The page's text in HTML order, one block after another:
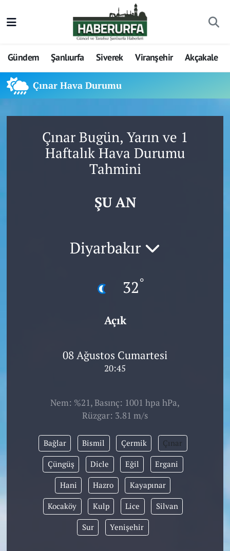
Gündem Şanlıurfa Siverek Viranşehir Akçakale
Çınar Hava Durumu
Çınar Bugün, Yarın ve 1
Haftalık Hava Durumu
Tahmini
ŞU AN
Diyarbakır
32°
Açık
08 Ağustos Cumartesi
20:45
Nem: %21, Basınç: 1001 hpa hPa,
Rüzgar: 3.81 m/s
Bağlar Bismil Çermik Çınar
Çüngüş Dicle Eğil Ergani
Hani Hazro Kayapınar
Kocaköy Kulp Lice Silvan
Sur Yenişehir